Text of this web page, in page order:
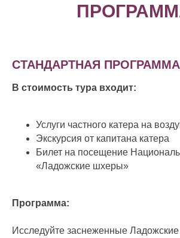
СТАНДАРТНАЯ
В стоимость тура входит:
Услуги частного катера на
Экскурсия от капитана катера
Билет на посещение
«Ладожские шхеры»
Программа:
Исследуйте заснеженные